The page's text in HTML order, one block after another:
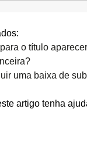
o título
uma baixa de
artigo tenha